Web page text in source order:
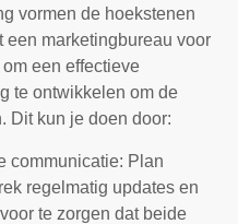
vormen de hoekstenen
marketingbureau voor
een effectieve
te ontwikkelen om de
Dit kun je doen door:
communicatie: Plan
regelmatig updates en
te zorgen dat beide